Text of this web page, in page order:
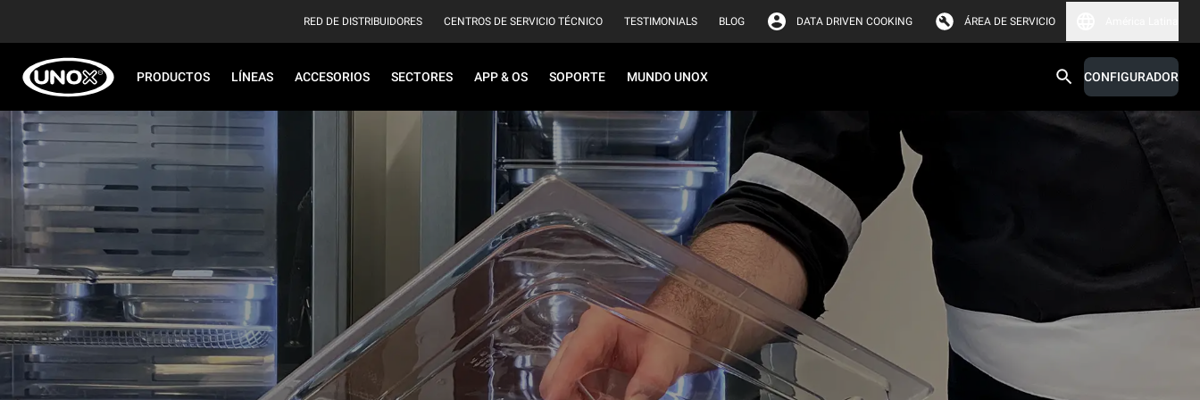
RED DE DISTRIBUIDORES CENTROS DE SERVICIO TÉCNICO TESTIMONIALS BLOG DATA DRIVEN COOKING ÁREA DE SERVICIO
PRODUCTOS LÍNEAS ACCESORIOS SECTORES APP & OS SOPORTE MUNDO UNOX CONFIGURADOR